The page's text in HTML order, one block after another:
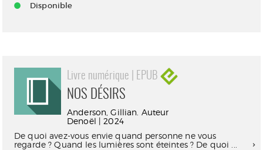
Disponible
Livre numérique | EPUB
NOS DÉSIRS
Anderson, Gillian. Auteur
Denoël | 2024
De quoi avez-vous envie quand personne ne vous
regarde ? Quand les lumières sont éteintes ? De quoi ...